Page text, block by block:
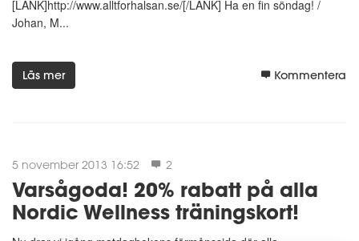
[LANK]http://www.alltforhalsan.se/[/LANK] Ha en fin söndag! /
Johan, M...
Läs mer Kommentera
5 november 2013 16:52 2
Varsågoda! 20% rabatt på alla
Nordic Wellness träningskort!